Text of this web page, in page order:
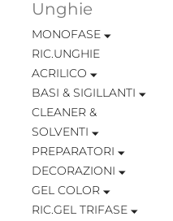
Unghie
MONOFASE
RIC.UNGHIE
ACRILICO
BASI & SIGILLANTI
CLEANER &
SOLVENTI
PREPARATORI
DECORAZIONI
GEL COLOR
RIC.GEL TRIFASE